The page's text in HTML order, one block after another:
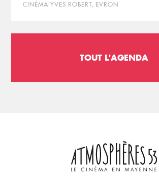
CINÉMA YVES ROBERT, EVRON
TOUT L'AGENDA